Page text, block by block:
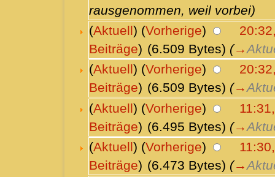
rausgenommen, weil vorbei)
(Aktuell) (Vorherige)
Beiträge) (6.509 Bytes) (→
(Aktuell) (Vorherige)
Beiträge) (6.509 Bytes) (→
(Aktuell) (Vorherige)
Beiträge) (6.495 Bytes) (→
(Aktuell) (Vorherige)
Beiträge) (6.473 Bytes) (→